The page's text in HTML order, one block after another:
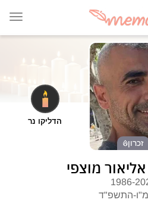
זכרון
הדליקו נר
מוצפי
1986-
התשפ"ד